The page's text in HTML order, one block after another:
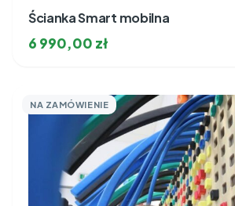
Ścianka Smart mobilna
6 990,00 zł
NA ZAMÓWIENIE